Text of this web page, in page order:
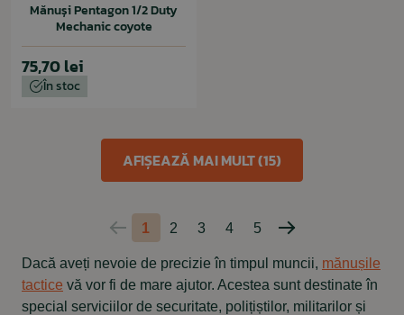
Mănuși Pentagon 1/2 Duty
Mechanic coyote
75,70 lei
În stoc
Pagina
anterioară
1 2 3 4 5
Pagina
următoare
AFIȘEAZĂ MAI MULT (15)
Dacă aveți nevoie de precizie în timpul muncii, mănușile
tactice vă vor fi de mare ajutor. Acestea sunt destinate în
special serviciilor de securitate, polițiștilor, militarilor și